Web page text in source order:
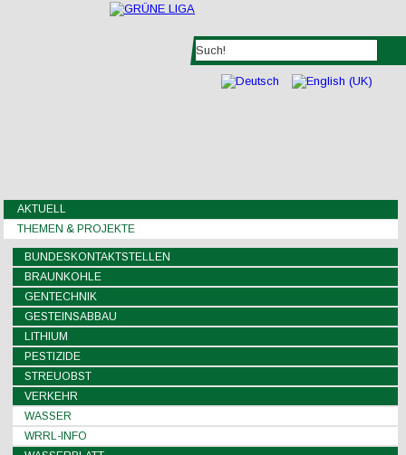
AKTUELL
THEMEN & PROJEKTE
BUNDESKONTAKTSTELLEN
BRAUNKOHLE
GENTECHNIK
GESTEINSABBAU
LITHIUM
PESTIZIDE
STREUOBST
VERKEHR
WASSER
WRRL-INFO